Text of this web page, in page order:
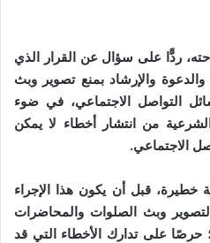
ردًّا على سؤال عن القرار الذي
والدعوة والإرشاد بمنع تصوير وبث
التواصل الاجتماعي، في ضوء
من انتشار أخطاء لا يمكن
الاجتماعي.
قبل أن يكون هذا الإجراء
وبث الصلوات والمحاضرات
حرصًا على تدارك الأخطاء التي قد